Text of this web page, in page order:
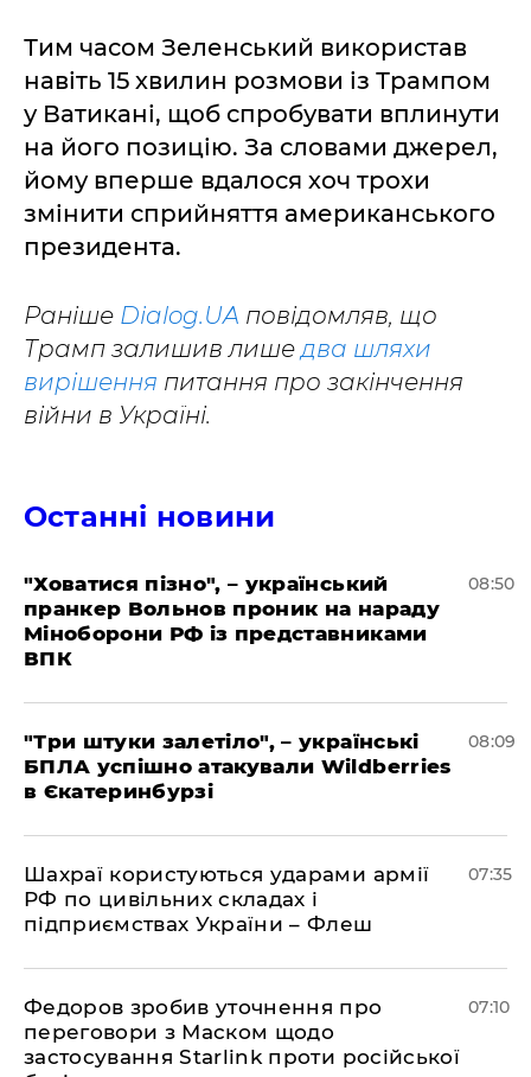
Тим часом Зеленський використав
навіть 15 хвилин розмови із Трампом
у Ватикані, щоб спробувати вплинути
на його позицію. За словами джерел,
йому вперше вдалося хоч трохи
змінити сприйняття американського
президента.
Раніше Dialog.UA повідомляв, що
Трамп залишив лишедва шляхи
вирішення питання про закінчення
війни в Україні.
Останні новини
"Ховатися пізно", – український
пранкер Вольнов проник на нараду
Міноборони РФ із представниками
ВПК
08:50
"Три штуки залетіло", – українські
БПЛА успішно атакували Wildberries
в Єкатеринбурзі
08:09
Шахраї користуються ударами армії
РФ по цивільних складах і
підприємствах України – Флеш
07:35
Федоров зробив уточнення про
переговори з Маском щодо
застосування Starlink проти російської
07:10